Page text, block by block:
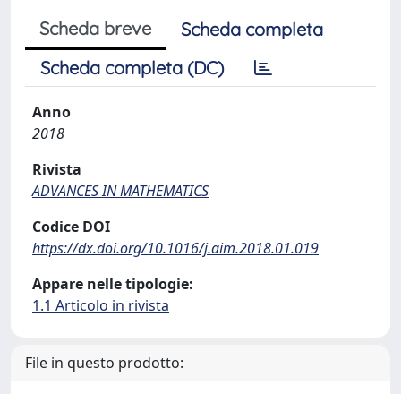
Scheda breve
Scheda completa
Scheda completa (DC)
Anno
2018
Rivista
ADVANCES IN MATHEMATICS
Codice DOI
https://dx.doi.org/10.1016/j.aim.2018.01.019
Appare nelle tipologie:
1.1 Articolo in rivista
File in questo prodotto: